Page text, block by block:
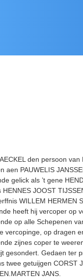
den persoon van
PAUWELIS
gelick als ’t gene
JOOST
WILLEM HERMEN
heeft hij vercoper op
op alle Schepenen
vercopinge, op dragen
zijnes coper te
gesondert. Gedaen ter
twee getuijgen CORST
JANS.